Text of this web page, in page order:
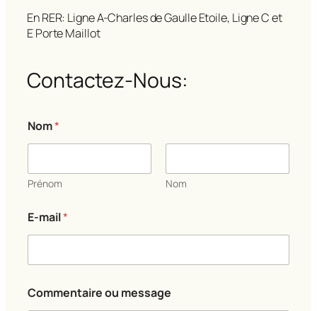
En RER: Ligne A-Charles de Gaulle Etoile, Ligne C et
E Porte Maillot
Contactez-Nous:
Nom*
Prénom Nom
E-mail*
o
Commentaire ou message